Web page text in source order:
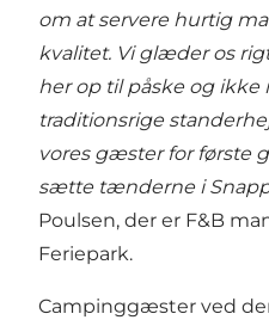
om at servere hurtig
kvalitet. Vi glæder os
her op til påske og ikke
traditionsrige
vores gæster for første
sætte tænderne i
Poulsen, der er F&B
Feriepark.
Campinggæster ved